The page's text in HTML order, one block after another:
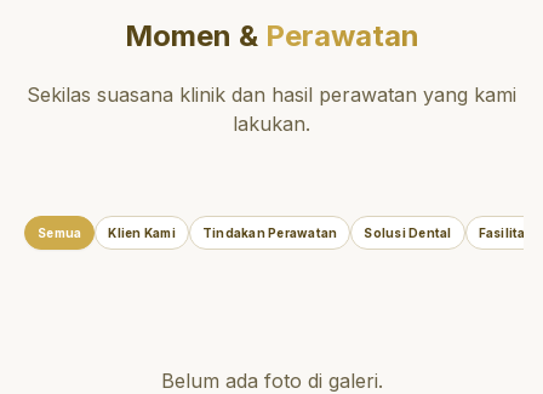
Momen &Perawatan
Sekilas suasana klinik dan hasil perawatan yang kami
lakukan.
Semua Klien Kami Tindakan Perawatan Solusi Dental Fasilitas
Belum ada foto di galeri.